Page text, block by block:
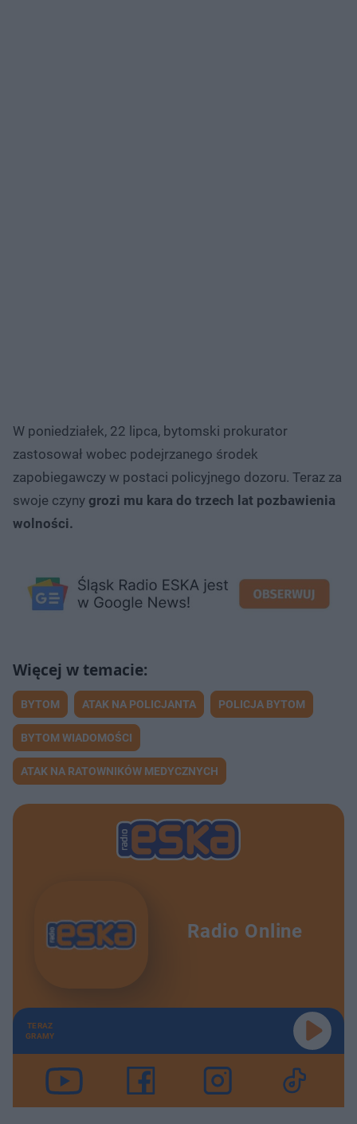
W poniedziałek, 22 lipca, bytomski prokurator
zastosował wobec podejrzanego środek
zapobiegawczy w postaci policyjnego dozoru. Teraz za
swoje czyny grozi mu kara do trzech lat pozbawienia
wolności.
BYTOM ATAK NA POLICJANTA POLICJA BYTOM
BYTOM WIADOMOŚCI
ATAK NA RATOWNIKÓW MEDYCZNYCH
Radio Online
TERAZ
GRAMY